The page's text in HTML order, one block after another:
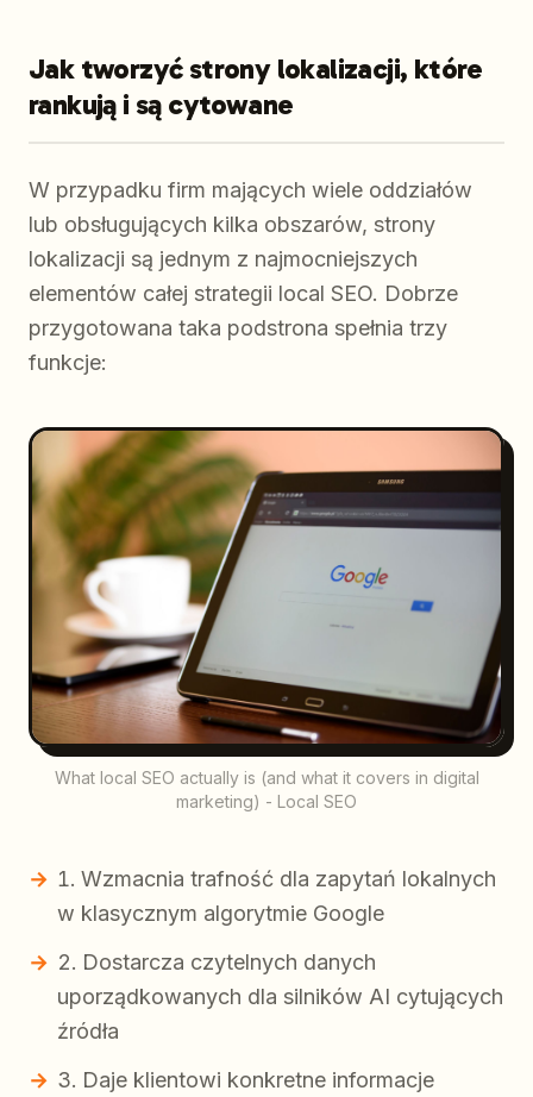
Jak tworzyć strony lokalizacji, które
rankują i są cytowane
W przypadku firm mających wiele oddziałów
lub obsługujących kilka obszarów, strony
lokalizacji są jednym z najmocniejszych
elementów całej strategii local SEO. Dobrze
przygotowana taka podstrona spełnia trzy
funkcje:
What local SEO actually is (and what it covers in digital
marketing) - Local SEO
Wzmacnia trafność dla zapytań lokalnych
w klasycznym algorytmie Google
Dostarcza czytelnych danych
uporządkowanych dla silników AI cytujących
źródła
Daje klientowi konkretne informacje